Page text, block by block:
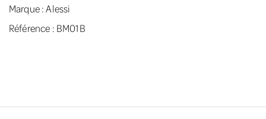
Marque :Alessi
Référence : BM01B